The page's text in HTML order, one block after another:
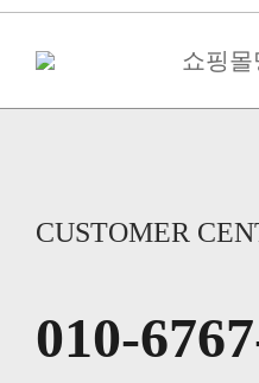
쇼핑
인산가
죽염
죽염두
CUSTOMER
010-